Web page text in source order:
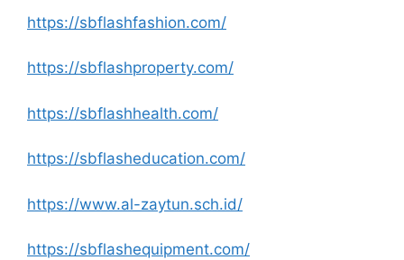
https://sbflashfashion.com/
https://sbflashproperty.com/
https://sbflashhealth.com/
https://sbflasheducation.com/
https://www.al-zaytun.sch.id/
https://sbflashequipment.com/